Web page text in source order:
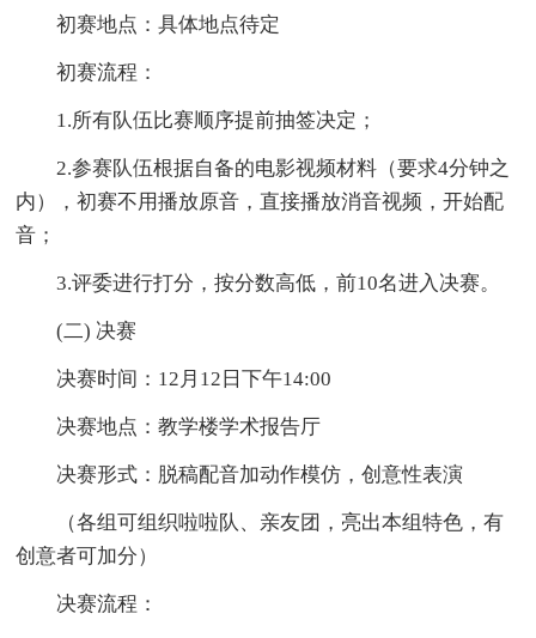
初赛地点：具体地点待定
初赛流程：
1.所有队伍比赛顺序提前抽签决定；
2.参赛队伍根据自备的电影视频材料（要求4分钟之
内），初赛不用播放原音，直接播放消音视频，开始配
音；
3.评委进行打分，按分数高低，前10名进入决赛。
(二) 决赛
决赛时间：12月12日下午14:00
决赛地点：教学楼学术报告厅
决赛形式：脱稿配音加动作模仿，创意性表演
（各组可组织啦啦队、亲友团，亮出本组特色，有
创意者可加分）
决赛流程：